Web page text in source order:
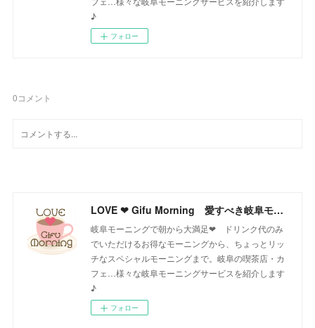
♪
フォロー
0コメント
LOVE ❤ Gifu Morning 愛すべき岐阜モーニング♪
岐阜モーニングで朝から大満足❤ ドリンク代のみ
でいただけるお得なモーニングから、ちょっとリッ
チなスペシャルモーニングまで。岐阜の喫茶店・カ
フェ…様々な岐阜モーニングサービスを紹介します
♪
フォロー